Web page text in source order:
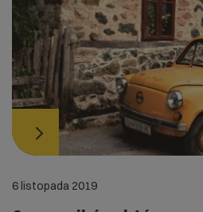
6 listopada 2019